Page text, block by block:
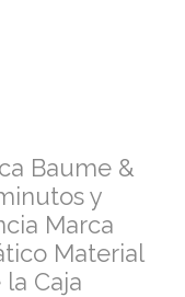
Baume &
y
Marca
Material
Caja